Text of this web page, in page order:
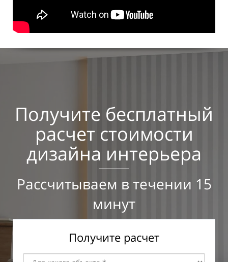
Получите бесплатный
расчет стоимости
дизайна интерьера
Рассчитываем в течении 15
минут
Получите расчет